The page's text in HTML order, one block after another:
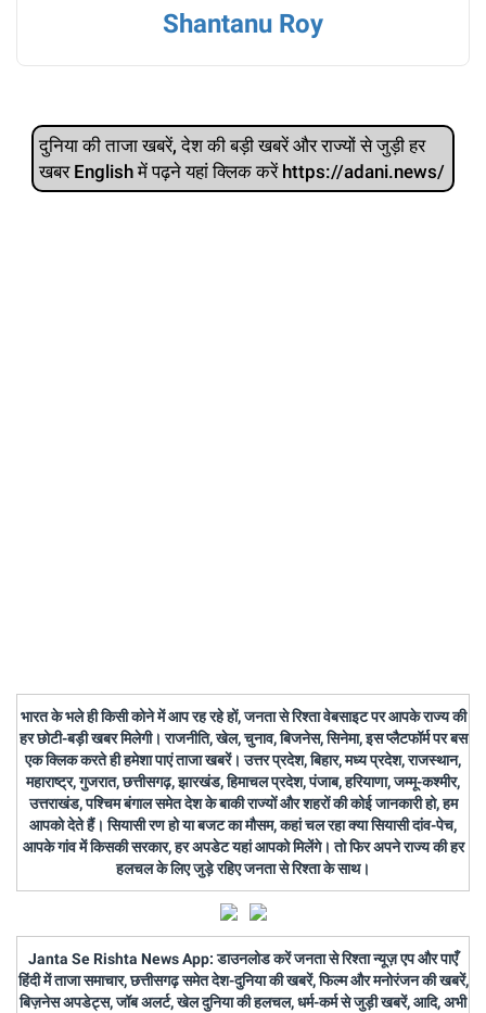
Shantanu Roy
दुनिया की ताजा खबरें, देश की बड़ी खबरें और राज्‍यों से जुड़ी हर
खबर English में पढ़ने यहां क्लिक करें https://adani.news/
भारत के भले ही किसी कोने में आप रह रहे हों, जनता से रिश्ता वेबसाइट पर आपके राज्य की
हर छोटी-बड़ी खबर मिलेगी। राजनीति, खेल, चुनाव, बिजनेस, सिनेमा, इस प्लैटफॉर्म पर बस
एक क्लिक करते ही हमेशा पाएं ताजा खबरें। उत्तर प्रदेश, बिहार, मध्य प्रदेश, राजस्थान,
महाराष्ट्र, गुजरात, छत्तीसगढ़, झारखंड, हिमाचल प्रदेश, पंजाब, हरियाणा, जम्मू-कश्मीर,
उत्तराखंड, पश्चिम बंगाल समेत देश के बाकी राज्यों और शहरों की कोई जानकारी हो, हम
आपको देते हैं। सियासी रण हो या बजट का मौसम, कहां चल रहा क्या सियासी दांव-पेच,
आपके गांव में किसकी सरकार, हर अपडेट यहां आपको मिलेंगे। तो फिर अपने राज्य की हर
हलचल के लिए जुड़े रहिए जनता से रिश्ता के साथ।
Janta Se Rishta News App: डाउनलोड करें जनता से रिश्ता न्यूज़ एप और पाएँ
हिंदी में ताजा समाचार, छत्तीसगढ़ समेत देश-दुनिया की खबरें, फिल्म और मनोरंजन की खबरें,
बिज़नेस अपडेट्स, जॉब अलर्ट, खेल दुनिया की हलचल, धर्म-कर्म से जुड़ी खबरें, आदि, अभी